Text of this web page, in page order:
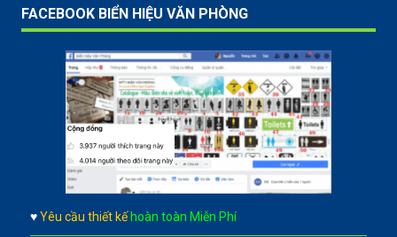
FACEBOOK BIỂN HIỆU VĂN PHÒNG
♥ Yêu cầu thiết kế hoàn toàn Miễn Phí